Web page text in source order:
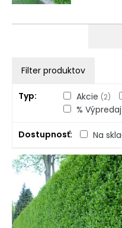
Filter produktov
Typ Akcie (2)
% Výpredaj
Dostupnosť Na